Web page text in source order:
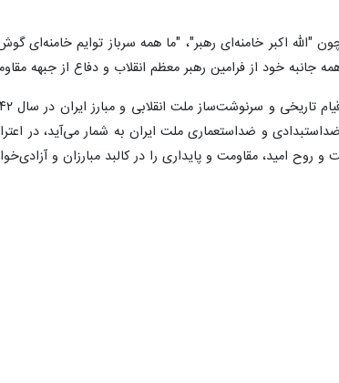
"الله اکبر خامنه‌ای رهبر"، "ما همه سرباز توایم
جانبه خود از فرامین رهبر معظم انقلاب و دفاع از جبهه
و ضداستعماری ملت ایران به شمار می‌آید، در
روح امید، مقاومت و پایداری را در کالبد مبارزان و